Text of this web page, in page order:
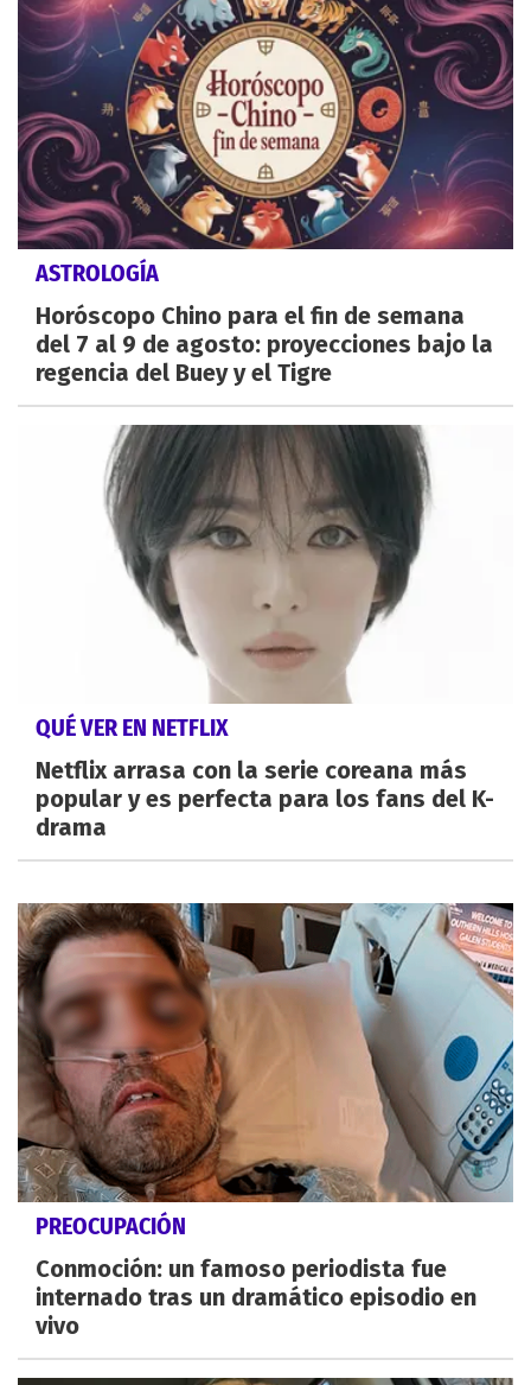
ASTROLOGÍA
Horóscopo Chino para el fin de semana
del 7 al 9 de agosto: proyecciones bajo la
regencia del Buey y el Tigre
QUÉ VER EN NETFLIX
Netflix arrasa con la serie coreana más
popular y es perfecta para los fans del K-
drama
PREOCUPACIÓN
Conmoción: un famoso periodista fue
internado tras un dramático episodio en
vivo